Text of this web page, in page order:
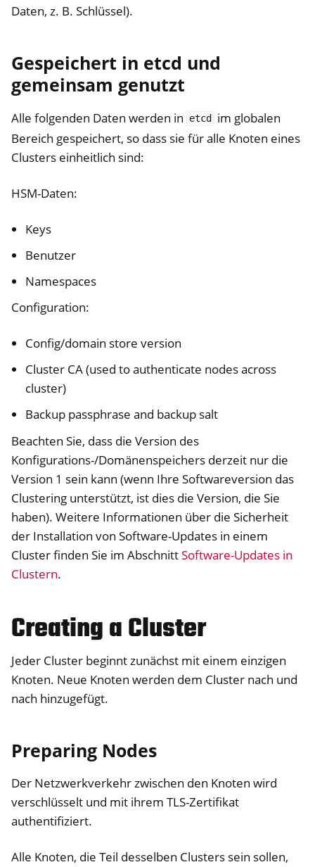
Daten, z. B. Schlüssel).
Gespeichert in etcd und
gemeinsam genutzt
Alle folgenden Daten werden in etcd
im globalen
Bereich gespeichert, so dass sie für alle Knoten eines
Clusters einheitlich sind:
HSM-Daten:
Keys
Benutzer
Namespaces
Configuration:
Config/domain store version
Cluster CA (used to authenticate nodes across
cluster)
Backup passphrase and backup salt
Beachten Sie, dass die Version des
Konfigurations-/Domänenspeichers derzeit nur die
Version 1 sein kann (wenn Ihre Softwareversion das
Clustering unterstützt, ist dies die Version, die Sie
haben). Weitere Informationen über die Sicherheit
der Installation von Software-Updates in einem
Cluster finden Sie im AbschnittSoftware-Updates in
Clustern.
Creating a Cluster
Jeder Cluster beginnt zunächst mit einem einzigen
Knoten. Neue Knoten werden dem Cluster nach und
nach hinzugefügt.
Preparing Nodes
Der Netzwerkverkehr zwischen den Knoten wird
verschlüsselt und mit ihrem TLS-Zertifikat
authentifiziert.
Alle Knoten, die Teil desselben Clusters sein sollen,